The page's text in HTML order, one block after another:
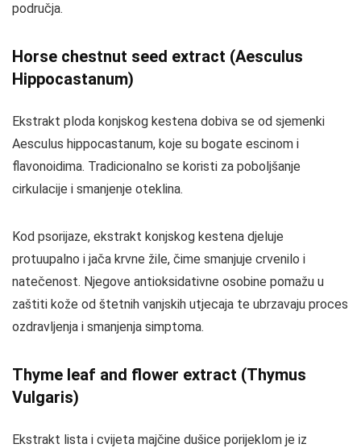
područja.
Horse chestnut seed extract (Aesculus
Hippocastanum)
Ekstrakt ploda konjskog kestena dobiva se od sjemenki
Aesculus hippocastanum, koje su bogate escinom i
flavonoidima. Tradicionalno se koristi za poboljšanje
cirkulacije i smanjenje oteklina.
Kod psorijaze, ekstrakt konjskog kestena djeluje
protuupalno i jača krvne žile, čime smanjuje crvenilo i
natečenost. Njegove antioksidativne osobine pomažu u
zaštiti kože od štetnih vanjskih utjecaja te ubrzavaju proces
ozdravljenja i smanjenja simptoma.
Thyme leaf and flower extract (Thymus
Vulgaris)
Ekstrakt lista i cvijeta majčine dušice porijeklom je iz